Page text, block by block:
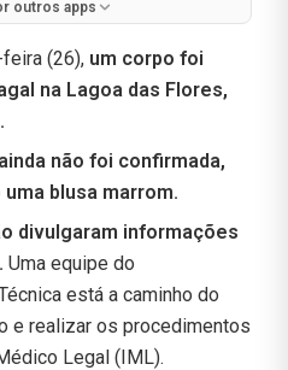
outros apps
(26), um corpo foi
na Lagoa das Flores,
não foi confirmada,
blusa marrom.
divulgaram informações
Uma equipe do
está a caminho do
e realizar os procedimentos
Legal (IML).